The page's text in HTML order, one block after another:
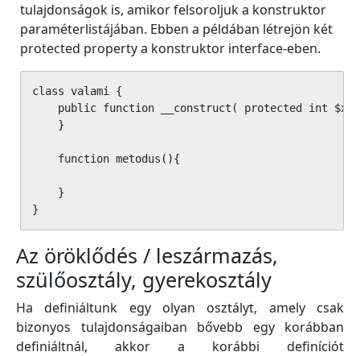
tulajdonságok is, amikor felsoroljuk a konstruktor
paraméterlistájában. Ebben a példában létrejön két
protected property a konstruktor interface-eben.
class valami {
public function __construct( protected int $x
    }
    function metodus(){
    }
}
Az öröklődés / leszármazás,
szülőosztály, gyerekosztály
Ha definiáltunk egy olyan osztályt, amely csak
bizonyos tulajdonságaiban bővebb egy korábban
definiáltnál, akkor a korábbi definíciót